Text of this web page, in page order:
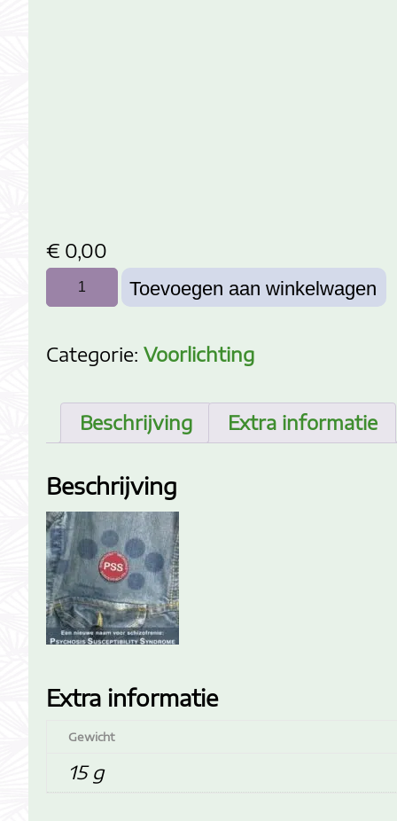
€ 0,00
Toevoegen aan winkelwagen
Categorie:Voorlichting
Beschrijving Extra informatie
Beschrijving
Extra informatie
Gewicht
15 g